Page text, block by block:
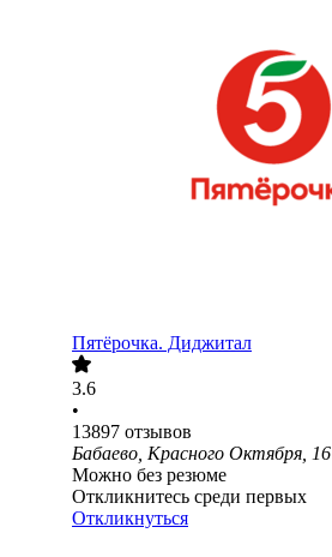
Пятёрочка. Диджитал
3.6
•
13897 отзывов
Бабаево, Красного Октября, 16
Можно без резюме
Откликнитесь среди первых
Откликнуться